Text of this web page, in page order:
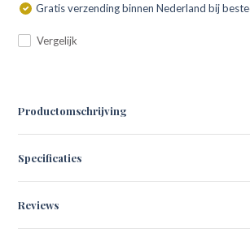
Gratis verzending binnen Nederland bij
Vergelijk
Productomschrijving
Specificaties
Reviews